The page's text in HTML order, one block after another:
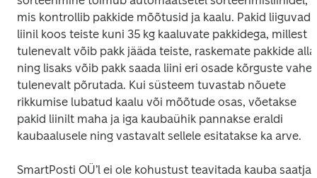
mis kontrollib pakkide mõõtusid ja kaalu. Pakid liiguvad
liinil koos teiste kuni 35 kg kaaluvate pakkidega, millest
tulenevalt võib pakk jääda teiste, raskemate pakkide alla
ning lisaks võib pakk saada liini eri osade kõrguste
tulenevalt põrutada. Kui süsteem tuvastab nõuete
rikkumise lubatud kaalu või mõõtude osas, võetakse
pakid liinilt maha ja iga kaubaühik pannakse eraldi
kaubaalusele ning vastavalt sellele esitatakse ka arve.
SmartPosti OÜ’l ei ole kohustust teavitada kauba saatjat